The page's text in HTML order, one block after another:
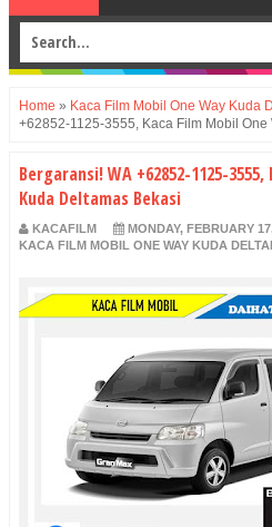
Home » Kaca Film Mobil One Way Kuda
+62852-1125-3555, Kaca Film Mobil
Bergaransi! WA +62852-1125-
Kuda Deltamas Bekasi
KACAFILM
MONDAY, FEBRUARY
KACA FILM MOBIL ONE WAY KUDA